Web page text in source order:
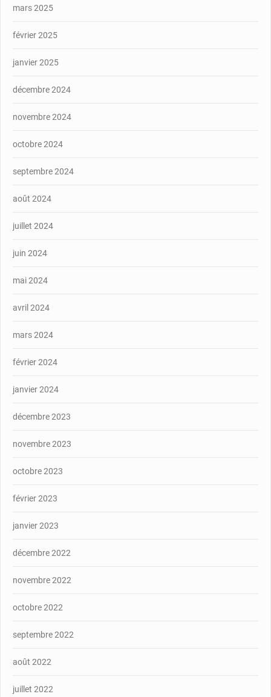
mars 2025
février 2025
janvier 2025
décembre 2024
novembre 2024
octobre 2024
septembre 2024
août 2024
juillet 2024
juin 2024
mai 2024
avril 2024
mars 2024
février 2024
janvier 2024
décembre 2023
novembre 2023
octobre 2023
février 2023
janvier 2023
décembre 2022
novembre 2022
octobre 2022
septembre 2022
août 2022
juillet 2022